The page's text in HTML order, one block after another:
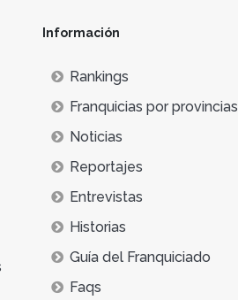
Información
Rankings
Franquicias por provincias
Noticias
Reportajes
Entrevistas
Historias
Guía del Franquiciado
Faqs